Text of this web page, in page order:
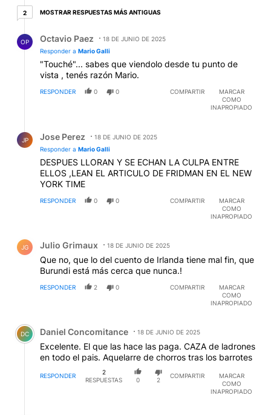
22 respuestas más antiguas
MOSTRAR RESPUESTAS MÁS ANTIGUAS
OP Octavio Paez
18 DE JUNIO DE 2025
Responder a Mario Galli
"Touché"... sabes que viendolo desde tu punto de
vista , tenés razón Mario.
RESPONDER 0 0 COMPARTIR
MARCAR
COMO
INAPROPIADO
JP Jose Perez
18 DE JUNIO DE 2025
Responder a Mario Galli
DESPUES LLORAN Y SE ECHAN LA CULPA ENTRE
ELLOS ,LEAN EL ARTICULO DE FRIDMAN EN EL NEW
YORK TIME
RESPONDER 0 0 COMPARTIR
MARCAR
COMO
INAPROPIADO
JG Julio Grimaux 18 DE JUNIO DE 2025
Que no, que lo del cuento de Irlanda tiene mal fin, que
Burundi está más cerca que nunca.!
RESPONDER 2 0 COMPARTIR
MARCAR
COMO
INAPROPIADO
Comentario de Daniel Concomitance.
DC Daniel Concomitance 18 DE JUNIO DE 2025
Excelente. El que las hace las paga. CAZA de ladrones
en todo el pais. Aquelarre de chorros tras los barrotes
RESPONDER
2
RESPUESTAS
0 2
COMPARTIR
MARCAR
COMO
INAPROPIADO